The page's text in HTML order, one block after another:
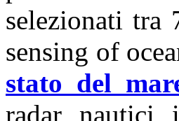
selezionati tra
sensing of
stato del
radar